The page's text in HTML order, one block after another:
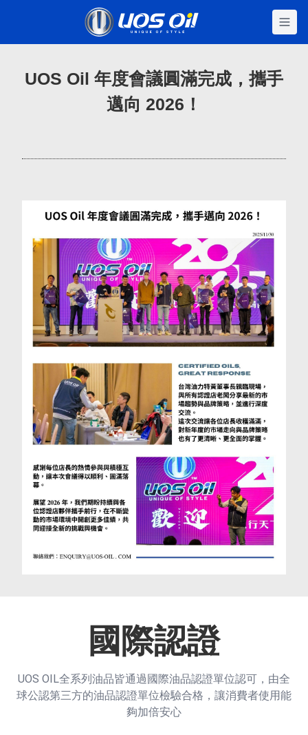
UOS Oil 年度會議圓滿完成，攜手
邁向 2026！
國際認證
UOS OIL全系列油品皆通過國際油品認證單位認可，由全
球公認第三方的油品認證單位檢驗合格，讓消費者使用能
夠加倍安心